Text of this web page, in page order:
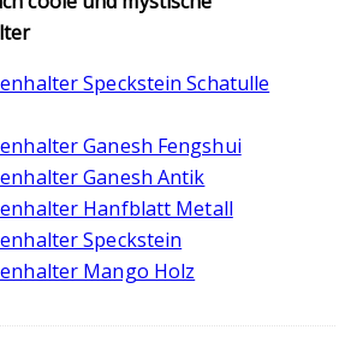
Speckstein Schatulle
Ganesh Fengshui
Ganesh Antik
Hanfblatt Metall
Speckstein
Mango Holz